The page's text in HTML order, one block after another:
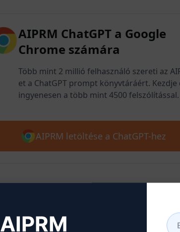
AIPRM ChatGPT a Google
Chrome számára
Több mint 2 millió felhasználó szereti az
et a ChatGPT prompt könyvtáráért. Kezdje
ingyenesen a több mint 4500 felszólítással.
AIPRM letöltése a ChatGPT-hez
2. lépés :
AIPRM